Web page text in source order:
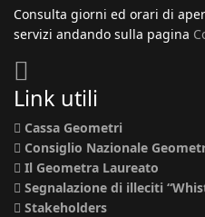
Consulta giorni ed orari di
servizi andando sulla pagina
Link utili
Cassa Geometri
Consiglio Nazionale
Il Geometra Laureato
Segnalazione di illeciti
Stakeholders